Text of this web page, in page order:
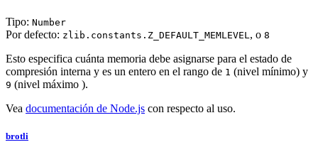
Tipo: Number
Por defecto: zlib.constants.Z_DEFAULT_MEMLEVEL , o 8
Esto especifica cuánta memoria debe asignarse para el estado de
compresión interna y es un entero en el rango de 1 (nivel mínimo) y
9 (nivel máximo ).
Vea documentación de Node.js con respecto al uso.
brotli